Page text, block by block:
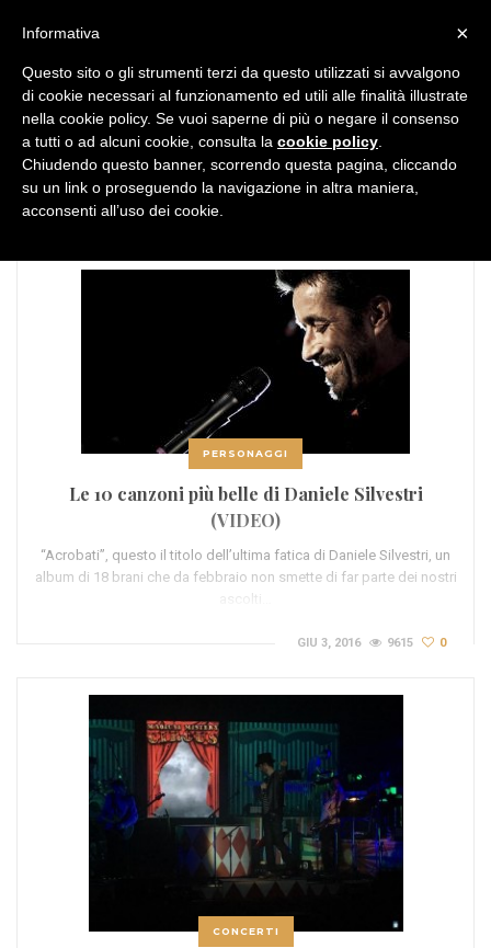
TAG: daniele silvestri
PERSONAGGI
Le 10 canzoni più belle di Daniele Silvestri
(VIDEO)
“Acrobati”, questo il titolo dell’ultima fatica di Daniele Silvestri, un
album di 18 brani che da febbraio non smette di far parte dei nostri
ascolti…
GIU 3, 2016 9615 0
CONCERTI
×
Informativa
Questo sito o gli strumenti terzi da questo utilizzati si avvalgono
di cookie necessari al funzionamento ed utili alle finalità illustrate
nella cookie policy. Se vuoi saperne di più o negare il consenso
a tutti o ad alcuni cookie, consulta la cookie policy
Chiudendo questo banner, scorrendo questa pagina, cliccando
su un link o proseguendo la navigazione in altra maniera,
acconsenti all’uso dei cookie.